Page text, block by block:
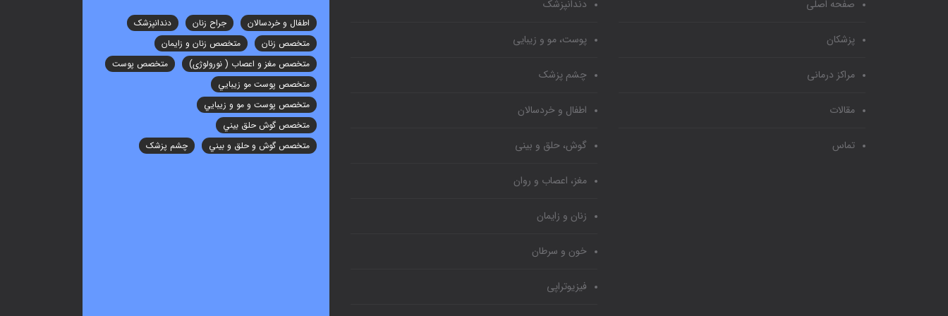
صفحه اصلی
پزشکان
مراکز درمانی
مقالات
تماس
دندانپزشک
پوست، مو و زیبایی
چشم پزشک
اطفال و خردسالان
گوش، حلق و بینی
مغز، اعصاب و روان
زنان و زایمان
خون و سرطان
فیزیوتراپی
اطفال و خردسالان جراح زنان
دندانپزشک
متخصص زنان
متخصص زنان و زایمان
متخصص مغز و اعصاب ( نورولوژی)
متخصص پوست
متخصص پوست مو زيبايي
متخصص پوست و مو و زيبايي
متخصص گوش حلق بيني
متخصص گوش و حلق و بيني
چشم پزشک